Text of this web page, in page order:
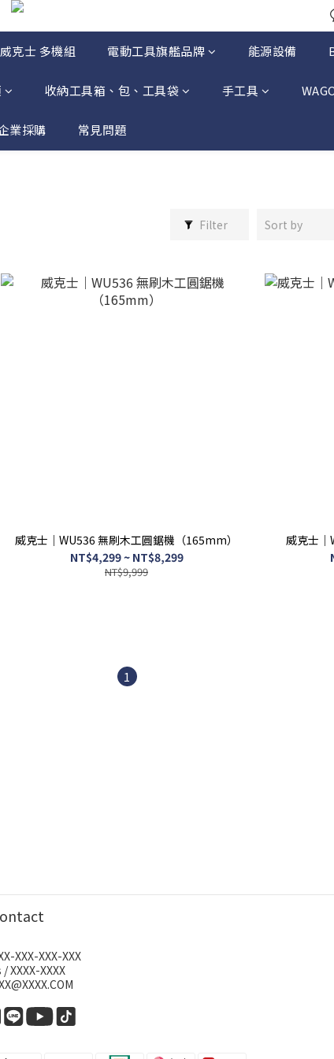
威克士 多機組 電動工具旗艦品牌 能源設備
收納工具箱、包、工具袋 手工具
業採購 常見問題
Filter Sort by
威克士｜WU536 無刷木工圓鋸機（165mm）
NT$4,299 ~ NT$8,299
NT$9,999
威克士｜
1
XXX-XXX-XXX
XXXX-XXXX